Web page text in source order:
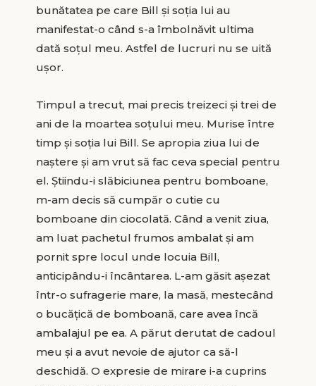
bunătatea pe care Bill și soția lui au
manifestat-o când s-a îmbolnăvit ultima
dată soțul meu. Astfel de lucruri nu se uită
ușor.
Timpul a trecut, mai precis treizeci și trei de
ani de la moartea soțului meu. Murise între
timp și soția lui Bill. Se apropia ziua lui de
naștere și am vrut să fac ceva special pentru
el. Știindu-i slăbiciunea pentru bomboane,
m-am decis să cumpăr o cutie cu
bomboane din ciocolată. Când a venit ziua,
am luat pachetul frumos ambalat și am
pornit spre locul unde locuia Bill,
anticipându-i încântarea. L-am găsit așezat
într-o sufragerie mare, la masă, mestecând
o bucățică de bomboană, care avea încă
ambalajul pe ea. A părut derutat de cadoul
meu și a avut nevoie de ajutor ca să-l
deschidă. O expresie de mirare i-a cuprins